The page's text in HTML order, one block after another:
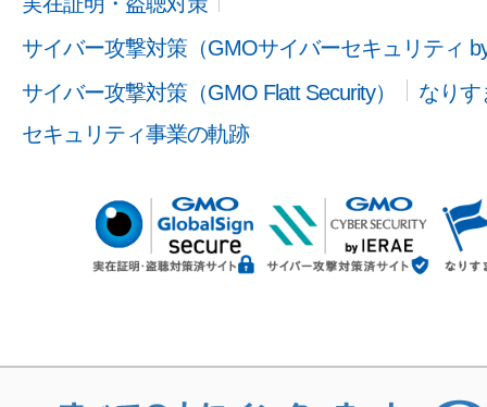
サイバー攻撃対策（GMOサイバーセキュリティ
サイバー攻撃対策（GMO Flatt Security）
なりす
セキュリティ事業の軌跡